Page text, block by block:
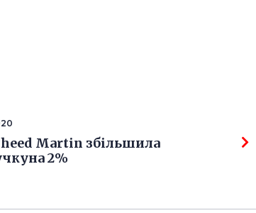
Martin збільшила
2%